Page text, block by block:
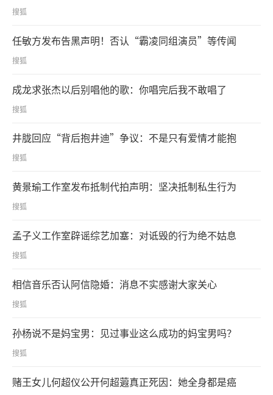
搜狐
任敏方发布告黑声明！否认“霸凌同组演员”等传闻
搜狐
成龙求张杰以后别唱他的歌：你唱完后我不敢唱了
搜狐
井胧回应“背后抱井迪”争议：不是只有爱情才能抱
搜狐
黄景瑜工作室发布抵制代拍声明：坚决抵制私生行为
搜狐
孟子义工作室辟谣综艺加塞：对诋毁的行为绝不姑息
搜狐
相信音乐否认阿信隐婚：消息不实感谢大家关心
搜狐
孙杨说不是妈宝男：见过事业这么成功的妈宝男吗？
搜狐
赌王女儿何超仪公开何超蕸真正死因：她全身都是癌